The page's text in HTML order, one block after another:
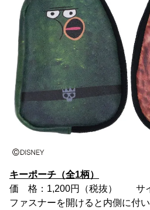
キーポーチ（全1柄）
価 格：1,200円（税抜） サイ
ファスナーを開けると内側に付